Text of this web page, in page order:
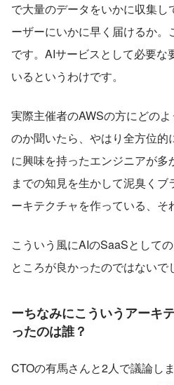
で大量のデータをいかに収集
ーザーにいかに早く届けるか
です。AIサービスとして必要な
いるというわけです。
実際主催者のAWSの方にどの
のか聞いたら、やはり全方位的
に興味を持ったエンジニアが
までの知見を生かして泥臭く
ーキテクチャを作っている、そ
こういう風にAIのSaaSとして
ところが良かったのではないで
ーちなみにこういうアーキ
ったのは誰？
CTOの有馬さんと2人で議論し